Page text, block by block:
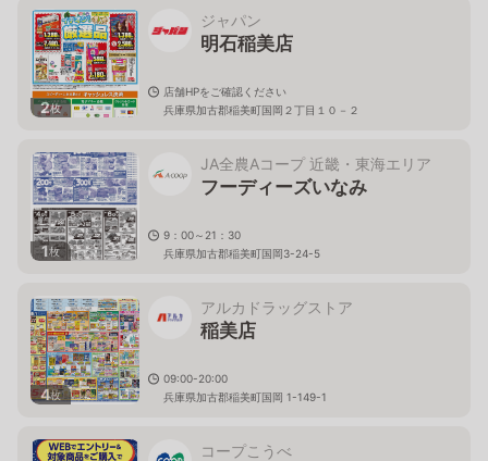
2枚
ジャパン
明石稲美店
店舗HPをご確認ください
兵庫県加古郡稲美町国岡２丁目１０－２
1枚
JA全農Aコープ 近畿・東海エリア
フーディーズいなみ
9：00～21：30
兵庫県加古郡稲美町国岡3-24-5
4枚
アルカドラッグストア
稲美店
09:00-20:00
兵庫県加古郡稲美町国岡 1-149-1
コープこうべ